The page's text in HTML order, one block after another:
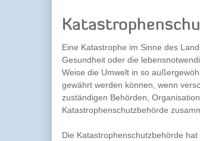
Eine Katastrophe im Sinne des
Gesundheit oder die
Weise die Umwelt in so
gewährt werden können, wenn
zuständigen Behörden,
Katastrophenschutzbehörde
Die Katastrophenschutzbehörde